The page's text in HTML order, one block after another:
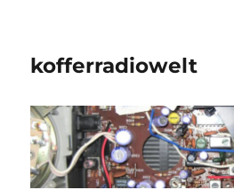
kofferradiowelt